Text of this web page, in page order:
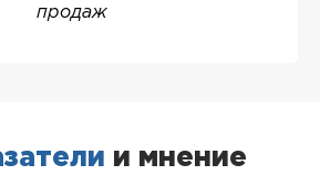
продаж
и мнение